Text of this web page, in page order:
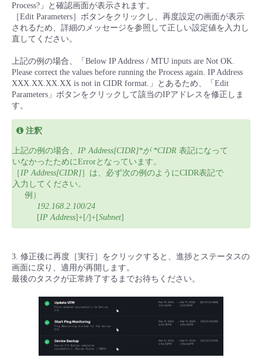
Process?」と確認画面が表示されます。
［Edit Parameters］ボタンをクリックし、再度設定の画面が表示
されるため、詳細のメッセージを参照して正しい設定値を入力し
直してください。
上記の例の場合、「Below IP Address / MTU inputs are Not OK.
Please correct the values before running the Process again. IP Address
XXX.XX.XX.XX is not in CIDR format.」とあるため、「Edit
Parameters」ボタンをクリックして該当のIPアドレスを修正しま
す。
注釈
上記の例の場合、 IP Address[CIDR]*が *CIDR 表記になって
いなかったためにErrorとなっています。
［IP Address[CIDR]］は、必ず次の例のようにCIDR表記で
入力してください。
例）
192.168.2.100/24
[IP Address]+[/]+[Subnet]
3. 修正後に再度［実行］をクリックすると、進捗とステータスの
画面に戻り、適用が再開します。
最後のタスクが正常終了するまでお待ちください。